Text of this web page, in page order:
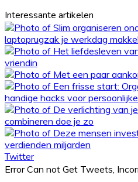
Interessante artikelen
Twitter
Error Can not Get Tweets,